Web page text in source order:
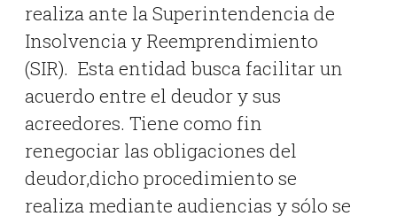
realiza ante la Superintendencia de
Insolvencia y Reemprendimiento
(SIR). Esta entidad busca facilitar un
acuerdo entre el deudor y sus
acreedores. Tiene como fin
renegociar las obligaciones del
deudor,dicho procedimiento se
realiza mediante audiencias y sólo se